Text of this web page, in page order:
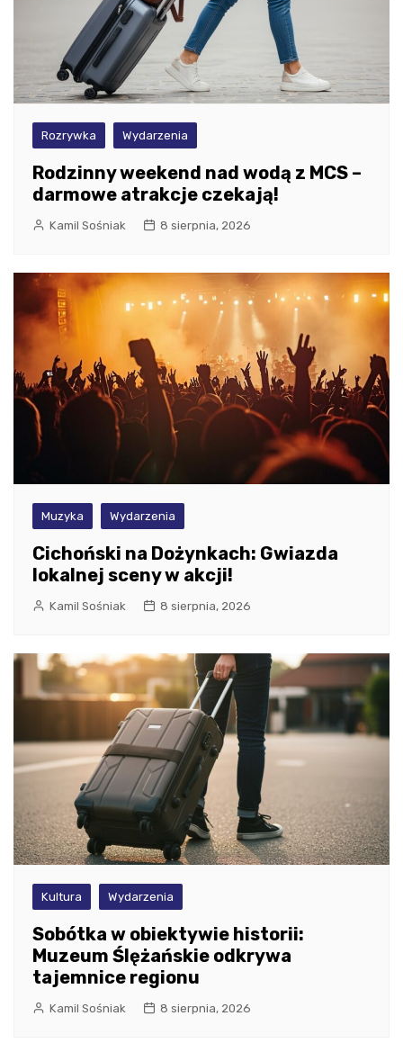
Rozrywka Wydarzenia
Rodzinny weekend nad wodą z MCS –
darmowe atrakcje czekają!
Kamil Sośniak 8 sierpnia, 2026
Muzyka Wydarzenia
Cichoński na Dożynkach: Gwiazda
lokalnej sceny w akcji!
Kamil Sośniak 8 sierpnia, 2026
Kultura Wydarzenia
Sobótka w obiektywie historii:
Muzeum Ślężańskie odkrywa
tajemnice regionu
Kamil Sośniak 8 sierpnia, 2026